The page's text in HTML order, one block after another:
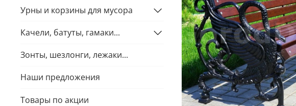
Урны и корзины для мусора
Качели, батуты, гамаки...
Зонты, шезлонги, лежаки...
Наши предложения
Товары по акции